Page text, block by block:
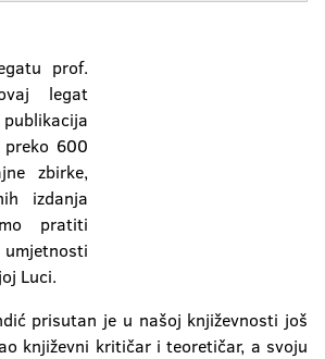
prof.
legat
600
zbirke,
izdanja
pratiti
Luci.
prisutan je u našoj književnosti još
književni kritičar i teoretičar, a svoju